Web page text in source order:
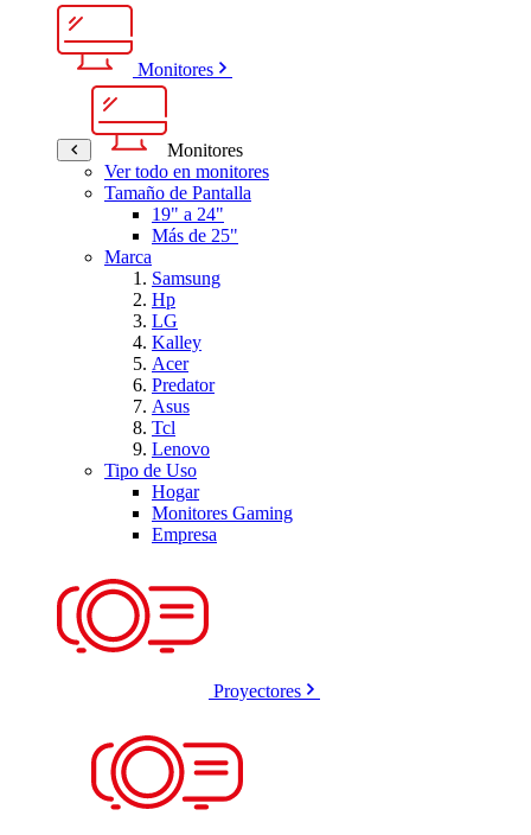
Monitores
Monitores
Ver todo en monitores
Tamaño de Pantalla
19" a 24"
Más de 25"
Marca
Samsung
Hp
LG
Kalley
Acer
Predator
Asus
Tcl
Lenovo
Tipo de Uso
Hogar
Monitores Gaming
Empresa
Proyectores